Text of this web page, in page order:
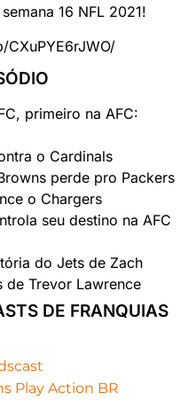
16 NFL 2021!
primeiro na AFC:
o Cardinals
perde pro Packers
o Chargers
seu destino na AFC
do Jets de Zach
de Trevor Lawrence
DE FRANQUIAS
Play Action BR